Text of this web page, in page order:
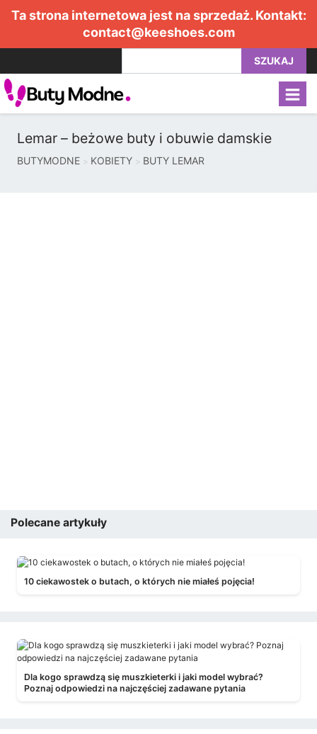
Ta strona internetowa jest na sprzedaż. Kontakt:
contact@keeshoes.com
SZUKAJ
Lemar – beżowe buty i obuwie damskie
BUTYMODNE KOBIETY BUTY LEMAR
Polecane artykuły
10 ciekawostek o butach, o których nie miałeś pojęcia!
Dla kogo sprawdzą się muszkieterki i jaki model wybrać?
Poznaj odpowiedzi na najczęściej zadawane pytania